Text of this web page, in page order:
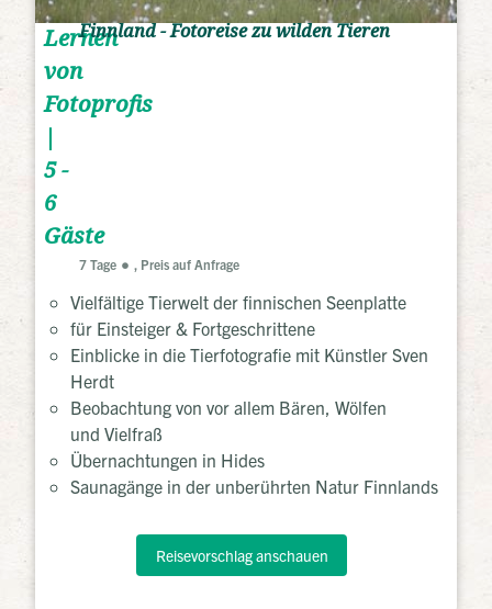
Lernen
von
Fotoprofis
|
5 -
6
Gäste
Finnland - Fotoreise zu wilden Tieren
7 Tage , Preis auf Anfrage
Vielfältige Tierwelt der finnischen Seenplatte
für Einsteiger & Fortgeschrittene
Einblicke in die Tierfotografie mit Künstler Sven
Herdt
Beobachtung von vor allem Bären, Wölfen
und Vielfraß
Übernachtungen in Hides
Saunagänge in der unberührten Natur Finnlands
Reisevorschlag anschauen